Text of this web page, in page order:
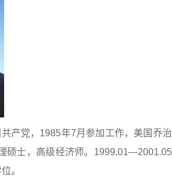
产党，1985年7月参加工作，美国乔
硕士，高级经济师。
。